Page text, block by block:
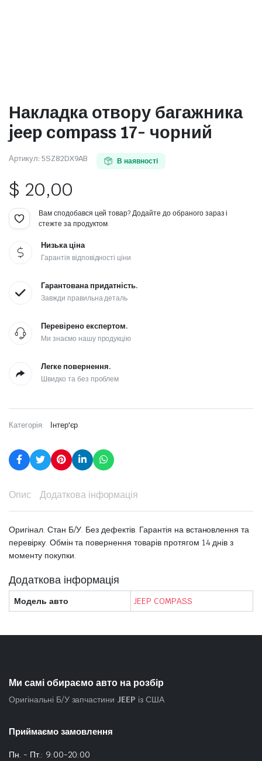
Накладка отвору багажника
jeep compass 17- чорний
Артикул: 5SZ82DX9AB В наявності
$ 20,00
Вам сподобався цей товар? Додайте до обраного зараз і
стежте за продуктом.
Низька ціна
Гарантія відповідності ціни
Гарантована придатність.
Завжди правильна деталь
Перевірено експертом.
Ми знаємо нашу продукцію
Легке повернення.
Швидко та без проблем
Категорія: Інтер'єр
Опис Додаткова інформація
Оригінал. Стан Б/У. Без дефектів. Гарантія на встановлення та
перевірку. Обмін та повернення товарів протягом 14 днів з
моменту покупки.
Додаткова інформація
Модель авто JEEP COMPASS
Ми самі обираємо авто на розбір
Оригінальні Б/У запчастини JEEP із США
Приймаємо замовлення
Пн. - Пт.: 9:00-20:00